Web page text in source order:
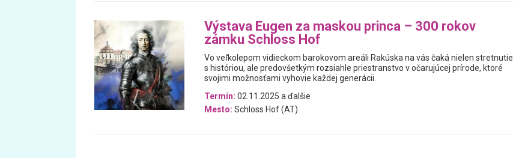
Výstava Eugen za maskou princa – 300 rokov
zámku Schloss Hof
Vo veľkolepom vidieckom barokovom areáli Rakúska na vás čaká nielen stretnutie
s históriou, ale predovšetkým rozsiahle priestranstvo v očarujúcej prírode, ktoré
svojimi možnosťami vyhovie každej generácii.
Termín: 02.11.2025 a ďalšie
Mesto: Schloss Hof (AT)